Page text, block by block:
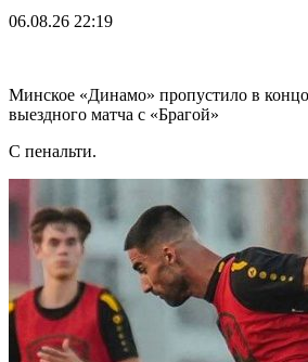
06.08.26 22:19
Минское «Динамо» пропустило в
выездного матча с «Брагой»
С пенальти.